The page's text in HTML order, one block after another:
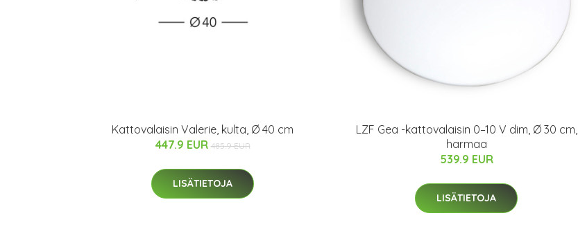
Kattovalaisin Valerie, kulta, Ø 40 cm
447.9 EUR 485.9 EUR
LISÄTIETOJA
LZF Gea -kattovalaisin 0–10 V dim, Ø 30 cm,
harmaa
539.9 EUR
LISÄTIETOJA